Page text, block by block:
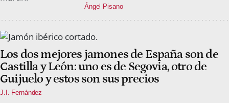
Ángel Pisano
Los dos mejores jamones de España son de
Castilla y León: uno es de Segovia, otro de
Guijuelo y estos son sus precios
J.I. Fernández